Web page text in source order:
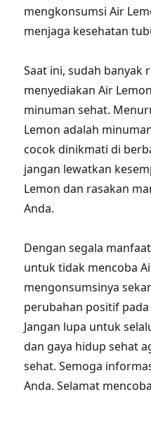
mengkonsumsi Air
menjaga kesehatan
Saat ini, sudah banyak
menyediakan Air
minuman sehat.
Lemon adalah
cocok dinikmati di
jangan lewatkan
Lemon dan rasakan
Anda.
Dengan segala
untuk tidak mencoba
mengonsumsinya
perubahan positif
Jangan lupa untuk
dan gaya hidup sehat
sehat. Semoga
Anda. Selamat